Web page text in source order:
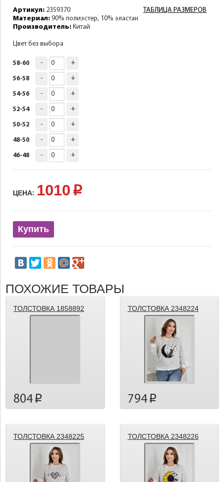
ТАБЛИЦА РАЗМЕРОВ
Артикул: 2359370
Материал: 90% полиэстер, 10% эластан
Производитель: Китай
Цвет без выбора
58-60 - +
56-58 - +
54-56 - +
52-54 - +
50-52 - +
48-50 - +
46-48 - +
ЦЕНА: 1010 p
Купить
ПОХОЖИЕ ТОВАРЫ
ТОЛСТОВКА 1858892
804 p
ТОЛСТОВКА 2348224
794p
ТОЛСТОВКА 2348225 ТОЛСТОВКА 2348226